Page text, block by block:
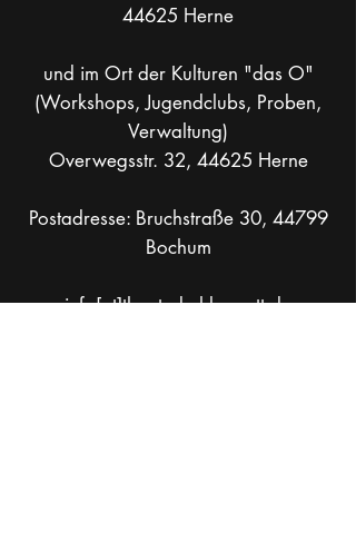
44625 Herne
und im Ort der Kulturen "das O"
(Workshops, Jugendclubs, Proben,
Verwaltung)
Overwegsstr. 32, 44625 Herne
Postadresse: Bruchstraße 30, 44799
Bochum
info[at]theaterkohlenpott.de